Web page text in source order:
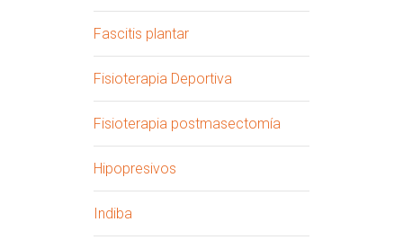
Fascitis plantar
Fisioterapia Deportiva
Fisioterapia postmasectomía
Hipopresivos
Indiba